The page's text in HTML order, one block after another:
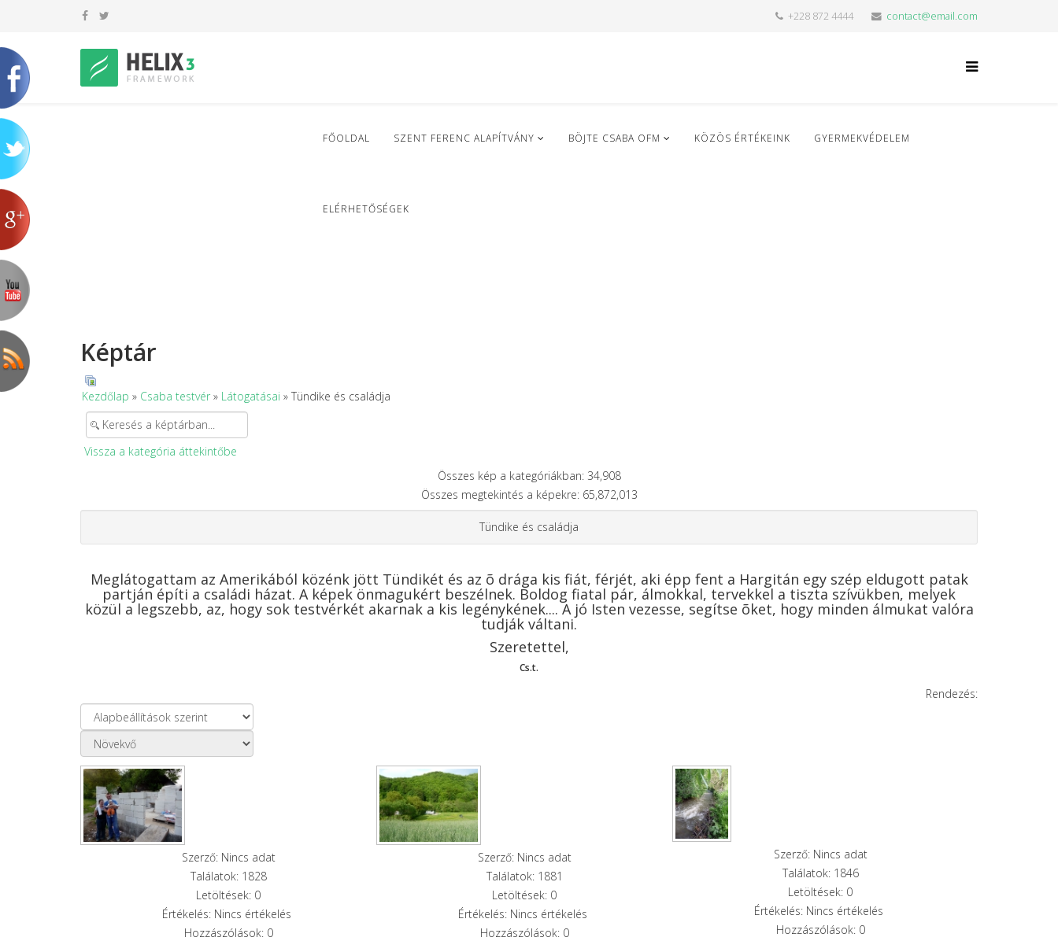
+228 872 4444 contact@email.com
FŐOLDAL SZENT FERENC ALAPÍTVÁNY BÖJTE CSABA OFM KÖZÖS ÉRTÉKEINK GYERMEKVÉDELEM
ELÉRHETŐSÉGEK
Képtár
Kezdőlap » Csaba testvér » Látogatásai » Tündike és családja
Vissza a kategória áttekintőbe
Összes kép a kategóriákban: 34,908
Összes megtekintés a képekre: 65,872,013
Tündike és családja
Meglátogattam az Amerikából közénk jött Tündikét és az õ drága kis fiát, férjét, aki épp fent a Hargitán egy szép eldugott patak
partján építi a családi házat. A képek önmagukért beszélnek. Boldog fiatal pár, álmokkal, tervekkel a tiszta szívükben, melyek
közül a legszebb, az, hogy sok testvérkét akarnak a kis legénykének.... A jó Isten vezesse, segítse õket, hogy minden álmukat valóra
tudják váltani.
Szeretettel,
Cs.t.
Rendezés:
Szerző: Nincs adat
Találatok: 1828
Letöltések: 0
Értékelés: Nincs értékelés
Hozzászólások: 0
Szerző: Nincs adat
Találatok: 1881
Letöltések: 0
Értékelés: Nincs értékelés
Hozzászólások: 0
Szerző: Nincs adat
Találatok: 1846
Letöltések: 0
Értékelés: Nincs értékelés
Hozzászólások: 0